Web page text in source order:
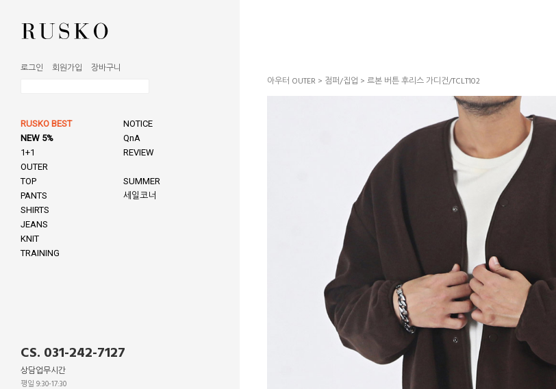
로그인 회원가입 장바구니
RUSKO BEST
NEW 5%
1+1
OUTER
TOP
PANTS
SHIRTS
JEANS
KNIT
TRAINING
NOTICE
QnA
REVIEW
SUMMER
세일코너
CS. 031-242-7127
상담업무시간
평일 9:30-17:30
아우터 OUTER > 점퍼/집업 > 르본 버튼 후리스 가디건/TCLT102